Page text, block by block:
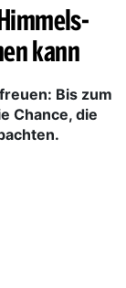
kann
Bis zum
Chance, die